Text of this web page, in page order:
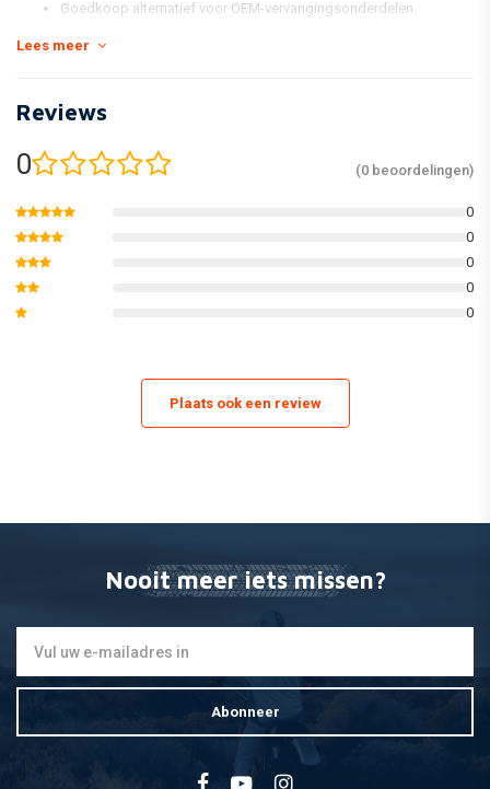
Goedkoop alternatief voor OEM-vervangingsonderdelen.
Houd de kleur beter vast
Verpakt in een nieuwe en vernieuwde kitdoos en individueel
verpakt
åÊ
* De standaard MX Replica Plastic-kit van Polisport omvat een
voorspatbord, een achterspatbord, kentekenplaat, vorkbeschermers,
zijpanelen en radiatorscheppen / lijkwaden.
afzonderlijke inhoud van de set of bekijk onze catalogus voor de exacte
lijst van de meegeleverde onderdelen).
Lees meer
Reviews
0 (0 beoordelingen)
0
0
0
0
0
Plaats ook een review
Nooit meer iets missen?
Abonneer